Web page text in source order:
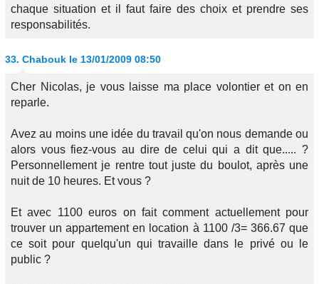
chaque situation et il faut faire des choix et prendre ses
responsabilités.
33. Chabouk le 13/01/2009 08:50
Cher Nicolas, je vous laisse ma place volontier et on en
reparle.
Avez au moins une idée du travail qu'on nous demande ou
alors vous fiez-vous au dire de celui qui a dit que..... ?
Personnellement je rentre tout juste du boulot, après une
nuit de 10 heures. Et vous ?
Et avec 1100 euros on fait comment actuellement pour
trouver un appartement en location à 1100 /3= 366.67 que
ce soit pour quelqu'un qui travaille dans le privé ou le
public ?